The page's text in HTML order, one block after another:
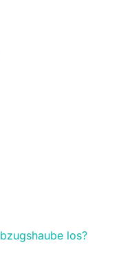
los?